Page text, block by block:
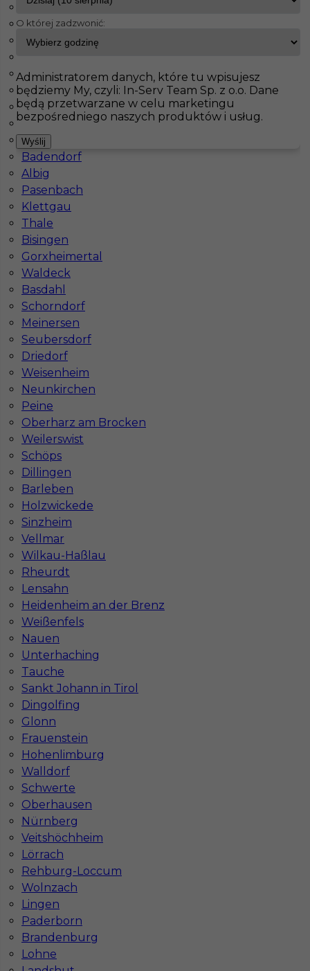
InServ Oferty pracy
Pokaż filtr
Fürstenfeldbruck
Bad Schmiedeberg
Jahnatal
Ecklak
Brieselang
Langerringen
Maintal
Haiterbach
Badendorf
Albig
Pasenbach
Klettgau
Thale
Bisingen
Gorxheimertal
Waldeck
Basdahl
Schorndorf
Meinersen
Seubersdorf
Driedorf
Weisenheim
Neunkirchen
Peine
Oberharz am Brocken
Weilerswist
Schöps
Dillingen
Barleben
Holzwickede
Sinzheim
Vellmar
Wilkau-Haßlau
Rheurdt
Lensahn
Heidenheim an der Brenz
Weißenfels
Nauen
Unterhaching
Tauche
Sankt Johann in Tirol
Dingolfing
Glonn
Frauenstein
Hohenlimburg
Walldorf
Schwerte
Oberhausen
Nürnberg
Veitshöchheim
Lörrach
Rehburg-Loccum
Wolnzach
Lingen
Paderborn
Brandenburg
Lohne
Prace wyburzeniowe - praca za granicą
Kategoria Pracownicy fizyczni
Lokalizacja Niemcy
Wymagane języki
Stawka 17 - 19 € / h
Praca za granicą - pomocnik elektryka
Kategoria Pracownicy fizyczni
Lokalizacja
Wymagane języki
Stawka 18 - 20 € / h
Prace wyburzeniowe / rozbiórki w Niemczech
Kategoria Pracownicy fizyczni
Lokalizacja Niemcy
Wymagane języki
Stawka 17 - 19 € / h
O której zadzwonić:
Administratorem danych, które tu wpisujesz
będziemy My, czyli: In-Serv Team Sp. z o.o. Dane
będą przetwarzane w celu marketingu
bezpośredniego naszych produktów i usług.
Wyślij